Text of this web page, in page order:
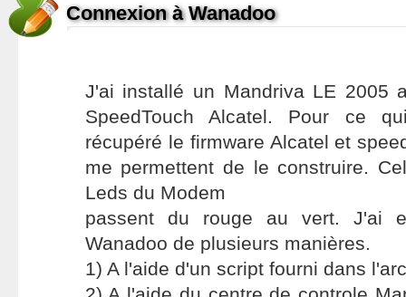
Connexion à Wanadoo
J'ai installé un Mandriva LE 2005
SpeedTouch Alcatel. Pour ce
récupéré le firmware Alcatel et
me permettent de le construire.
Leds du Modem
passent du rouge au vert. J'ai
Wanadoo de plusieurs manières.
1) A l'aide d'un script fourni dans